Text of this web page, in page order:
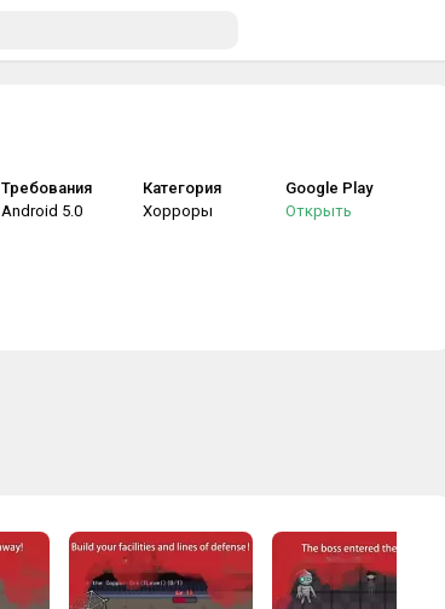
Требования
Android 5.0
Категория
Хорроры
Google Play
Открыть